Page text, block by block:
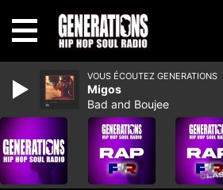
VOUS ÉCOUTEZ GENERATIONS
Migos
Bad and Boujee